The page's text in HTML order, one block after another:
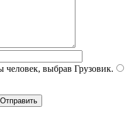
человек, выбрав Грузовик.